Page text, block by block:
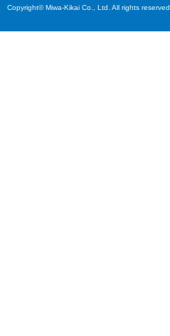
Copyright© Miwa-Kikai Co., Ltd. All rights reserved.